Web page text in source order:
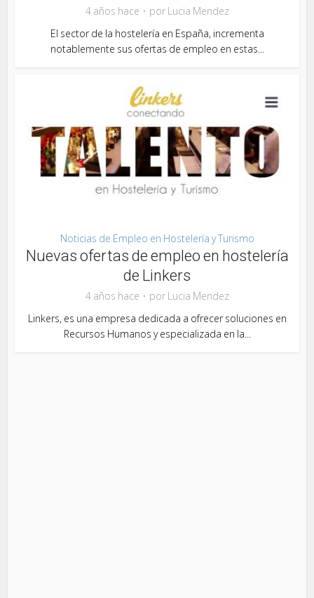
4 años hace por Lucia Mendez
El sector de la hostelería en España, incrementa
notablemente sus ofertas de empleo en estas...
Noticias de Empleo en Hostelería y Turismo
Nuevas ofertas de empleo en hostelería
de Linkers
4 años hace por Lucia Mendez
Linkers, es una empresa dedicada a ofrecer soluciones en
Recursos Humanos y especializada en la...